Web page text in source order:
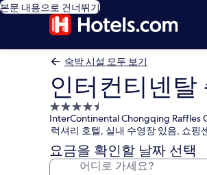
본문 내용으로 건너뛰기
숙박 시설 모두 보기
인터컨티넨탈
4.5
성
급
숙
박
InterContinental Chongqing Raffles
럭셔리 호텔, 실내 수영장 있음, 쇼핑
요금을 확인할 날짜 선택
어디로 가세요?